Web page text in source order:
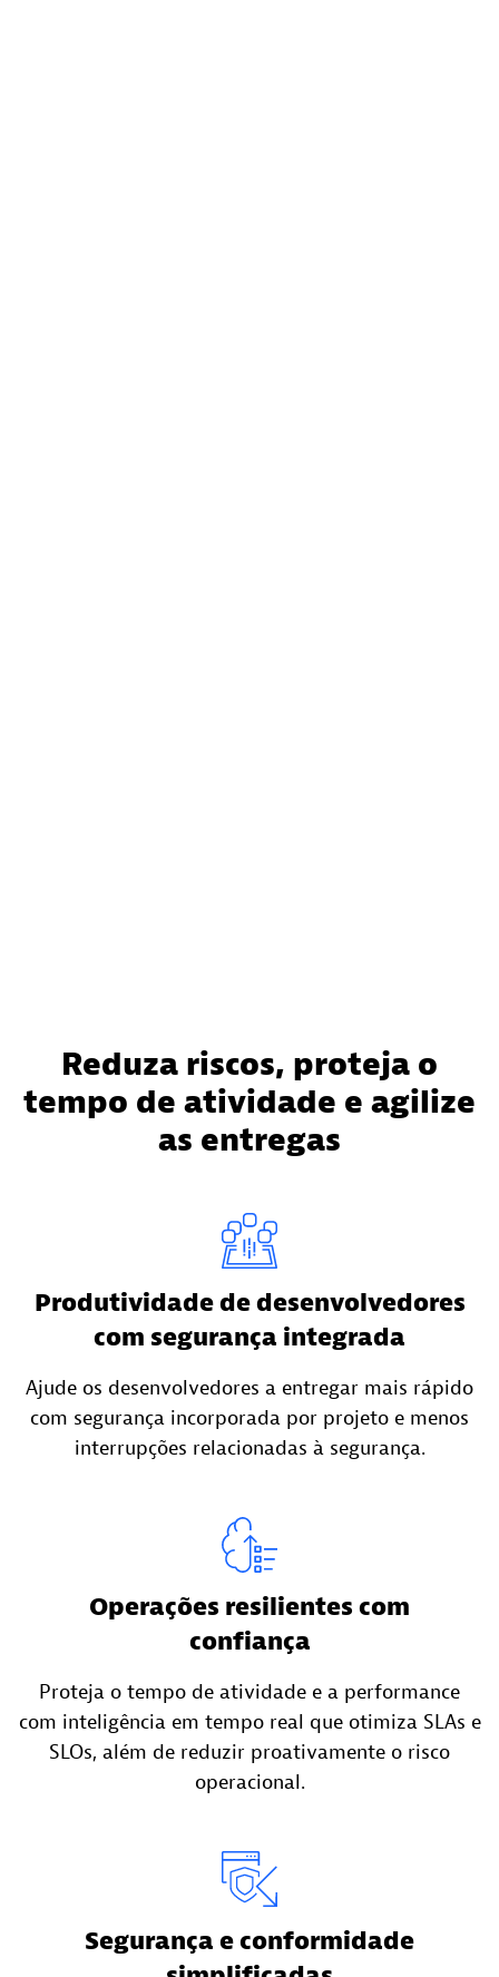
Reduza riscos, proteja o
tempo de atividade e agilize
as entregas
Produtividade de desenvolvedores
com segurança integrada
Ajude os desenvolvedores a entregar mais rápido
com segurança incorporada por projeto e menos
interrupções relacionadas à segurança.
Operações resilientes com
confiança
Proteja o tempo de atividade e a performance
com inteligência em tempo real que otimiza SLAs e
SLOs, além de reduzir proativamente o risco
operacional.
Segurança e conformidade